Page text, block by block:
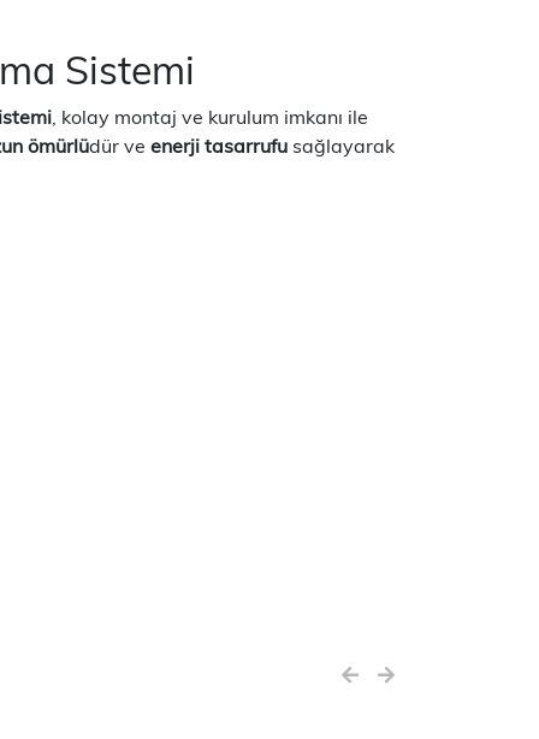
Sistemi
, kolay montaj ve kurulum imkanı ile
ömürlüdür ve enerji tasarrufu sağlayarak